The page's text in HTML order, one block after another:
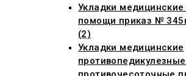
Укладки медицинские
помощи приказ №
(2)
Укладки медицинские